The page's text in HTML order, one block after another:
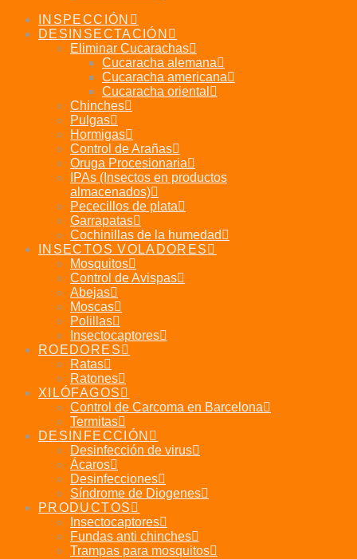
INSPECCIÓN
DESINSECTACIÓN
Eliminar Cucarachas
Cucaracha alemana
Cucaracha americana
Cucaracha oriental
Chinches
Pulgas
Hormigas
Control de Arañas
Oruga Procesionaria
IPAs (Insectos en productos
almacenados)
Pececillos de plata
Garrapatas
Cochinillas de la humedad
INSECTOS VOLADORES
Mosquitos
Control de Avispas
Abejas
Moscas
Polillas
Insectocaptores
ROEDORES
Ratas
Ratones
XILÓFAGOS
Control de Carcoma en Barcelona
Termitas
DESINFECCIÓN
Desinfección de virus
Ácaros
Desinfecciones
Síndrome de Diogenes
PRODUCTOS
Insectocaptores
Fundas anti chinches
Trampas para mosquitos